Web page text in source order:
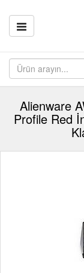
Alienware
Profile Red